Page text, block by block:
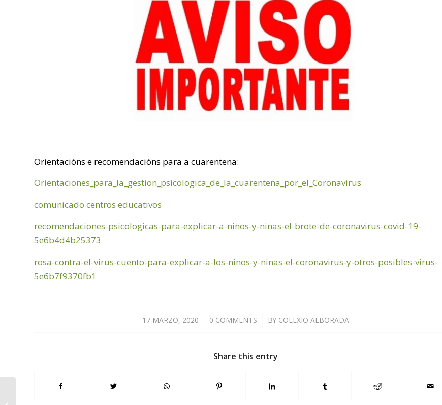
Orientacións e recomendacións para a cuarentena:
Orientaciones_para_la_gestion_psicologica_de_la_cuarentena_por_el_Coronavirus
comunicado centros educativos
recomendaciones-psicologicas-para-explicar-a-ninos-y-ninas-el-brote-de-coronavirus-covid-19-
5e6b4d4b25373
rosa-contra-el-virus-cuento-para-explicar-a-los-ninos-y-ninas-el-coronavirus-y-otros-posibles-virus-
5e6b7f9370fb1
17 MARZO, 2020
/ 0 COMMENTS
/ BY COLEXIO ALBORADA
Share this entry